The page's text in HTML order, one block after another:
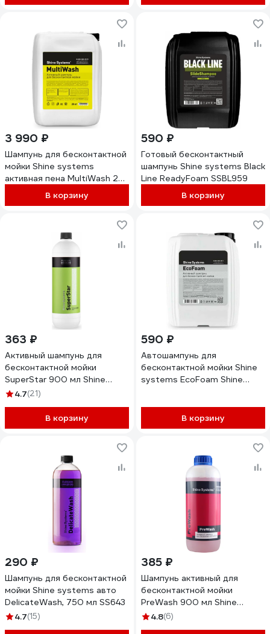
3 990 ₽
Шампунь для бесконтактной
мойки Shine systems
активная пена MultiWash 20
В корзину
590 ₽
Готовый бесконтактный
шампунь Shine systems Black
Line ReadyFoam SSBL959
В корзину
363 ₽
Активный шампунь для
бесконтактной мойки
SuperStar 900 мл Shine
systems SS925
4.7(21)
В корзину
590 ₽
Автошампунь для
бесконтактной мойки Shine
systems EcoFoam Shine
В корзину
290 ₽
Шампунь для бесконтактной
мойки Shine systems авто
DelicateWash, 750 мл SS643
4.7(15)
385 ₽
Шампунь активный для
бесконтактной мойки
PreWash 900 мл Shine
Systems SS897
4.8(6)